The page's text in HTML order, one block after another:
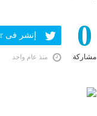
0
مشاركة
إنشر فى Twitter
منذ عام واحد